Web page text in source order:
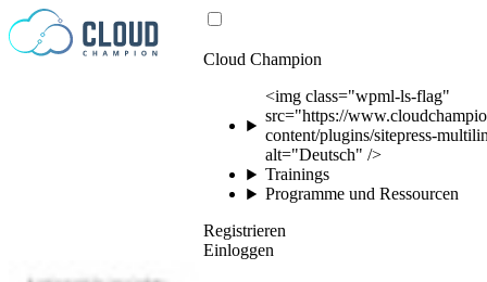
Zum Inhalt springen
Cloud Champion
<img class="wpml-ls-flag"
src="https://
content/plugins/sitepress-
alt="Deutsch" />
Trainings
Programme und Ressourcen
Registrieren
Einloggen